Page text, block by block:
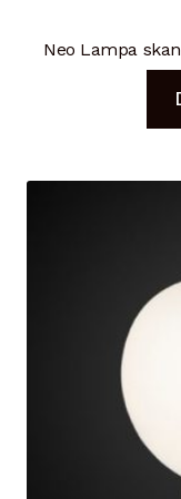
Neo Lampa